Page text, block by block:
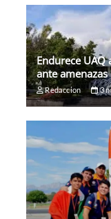
Endurece UAQ
ante amenazas
Redaccion 3